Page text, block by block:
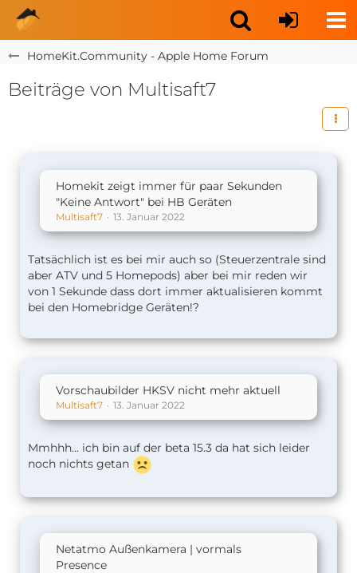
HomeKit.Community - Apple Home Forum
Beiträge von Multisaft7
Homekit zeigt immer für paar Sekunden
"Keine Antwort" bei HB Geräten
Multisaft7 13. Januar 2022
Tatsächlich ist es bei mir auch so (Steuerzentrale sind
aber ATV und 5 Homepods) aber bei mir reden wir
von 1 Sekunde dass dort immer aktualisieren kommt
bei den Homebridge Geräten!?
Vorschaubilder HKSV nicht mehr aktuell
Multisaft7 13. Januar 2022
Mmhhh... ich bin auf der beta 15.3 da hat sich leider
noch nichts getan
Netatmo Außenkamera | vormals
Presence